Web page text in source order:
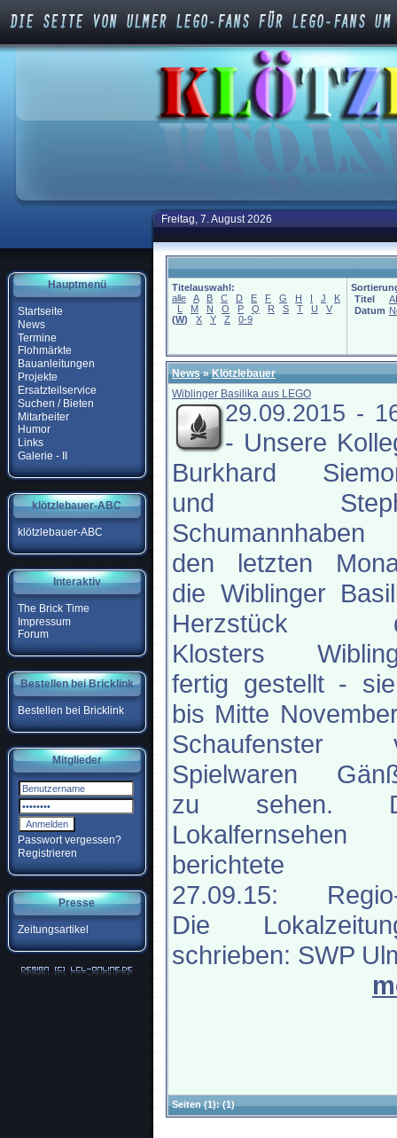
Hauptmenü
Startseite
News
Termine
Flohmärkte
Bauanleitungen
Projekte
Ersatzteilservice
Suchen / Bieten
Mitarbeiter
Humor
Links
Galerie - II
klötzlebauer-ABC
klötzlebauer-ABC
Interaktiv
The Brick Time
Impressum
Forum
Bestellen bei Bricklink
Bestellen bei Bricklink
Mitglieder
Passwort vergessen?
Registrieren
Presse
Zeitungsartikel
Freitag, 7. August 2026
Titelauswahl:
alle
A B C D E F G H I J
K
L
M N O P Q R S T U
V
(W) X Y Z 0-9
Titel
Datum
News»Klötzlebauer
Wiblinger Basilika aus LEGO
29.09.2015 -
- Unsere
Burkhard
und
den letzten
die Wiblinger
Herzstück
Klosters
fertig gestellt -
bis Mitte
Schaufenster
Spielwaren
zu sehen.
Lokalfernsehen
berichtete
27.09.15:
Die
schrieben: SWP
Seiten(1):(1)